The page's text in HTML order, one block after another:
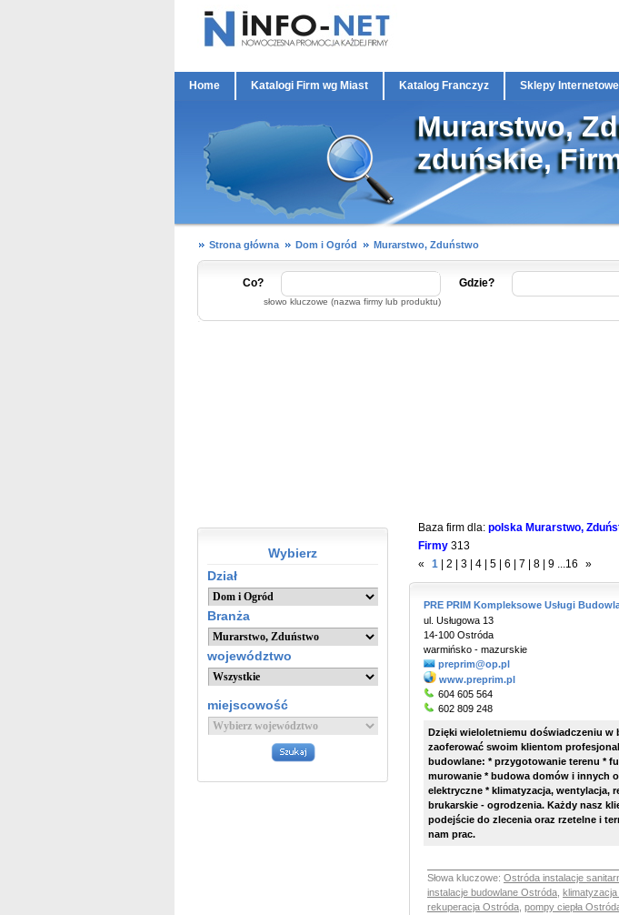
Home Katalogi Firm wg Miast Katalog Franczyz Sklepy Internetowe
Murarstwo,
zduńskie,
Strona główna Dom i Ogród Murarstwo, Zduństwo
Co?
słowo kluczowe (nazwa firmy lub produktu)
Gdzie?
Wybierz
Dział
Branża
województwo
miejscowość
Baza firm dla: polska Murarstwo,
Firmy 313
«
1 2 3 4 5 6 7 8 9 ...16 »
PRE PRIM Kompleksowe Usługi
ul. Usługowa 13
14-100 Ostróda
warmińsko - mazurskie
preprim@op.pl
www.preprim.pl
604 605 564
602 809 248
Dzięki wieloletniemu doświadczeniu w
zaoferować swoim klientom p
budowlane: * przygotowanie terenu *
murowanie * budowa domów i innych
elektryczne * klimatyzacja, wentylacja,
brukarskie - ogrodzenia. Każdy nasz
podejście do zlecenia oraz rzetelne i
nam prac.
Słowa kluczowe: Ostróda instalacje
instalacje budowlane Ostróda
rekuperacja Ostróda pompy ciepła